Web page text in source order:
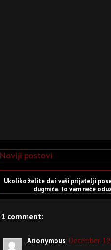
Noviji postovi
Ukoliko želite da i vaši prijatelji
dugmića. To vam neće
1 comment:
Anonymous December